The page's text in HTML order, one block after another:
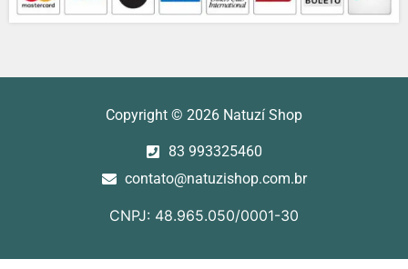
Copyright © 2026 Natuzí Shop
83 993325460
contato@natuzishop.com.br
CNPJ: 48.965.050/0001-30